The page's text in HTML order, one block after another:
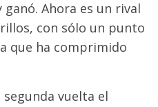
Ahora es un rival
con sólo un punto
que ha comprimido
segunda vuelta el